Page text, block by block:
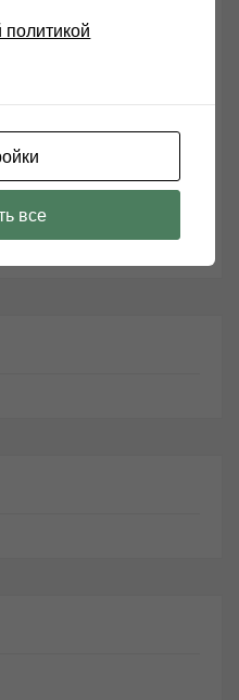
музыки
звучат так хорошо?
все